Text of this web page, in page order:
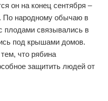
он на конец сентября –
По народному обычаю в
плодами связывались в
под крышами домов.
что рябина
защитить людей от